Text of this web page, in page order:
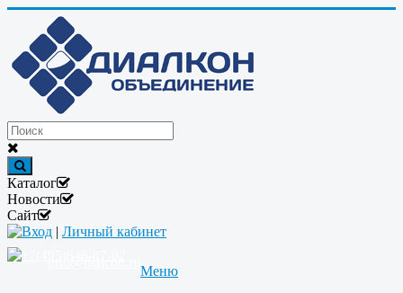
Каталог
Новости
Сайт
Вход | Личный кабинет
Меню